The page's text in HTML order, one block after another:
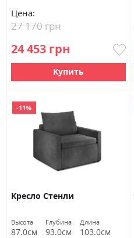
Цена:
24 453 грн
27 170 грн
Купить
-11%
Кресло Стенли
Высота
87.0см
Глубина
93.0см
Длина
103.0см